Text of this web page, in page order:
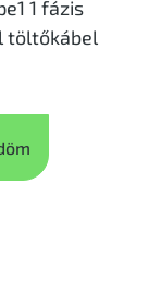
1 fázis
töltőkábel